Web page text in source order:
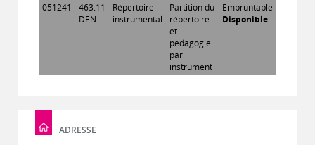
051241
463.11
DEN
Répertoire
instrumental
Partition du
répertoire
et
pédagogie
par
instrument
Empruntable
Disponible
ADRESSE